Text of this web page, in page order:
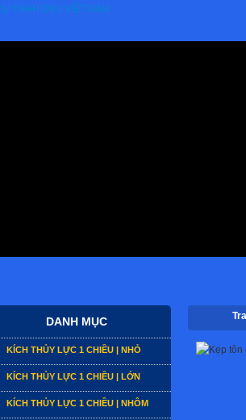
DANH MỤC
KÍCH THỦY LỰC 1 CHIỀU | NHỎ
KÍCH THỦY LỰC 1 CHIỀU | LỚN
KÍCH THỦY LỰC 1 CHIỀU | NHÔM